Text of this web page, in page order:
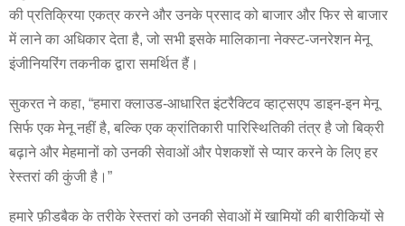
की प्रतिक्रिया एकत्र करने और उनके प्रसाद को बाजार और फिर से बाजार
में लाने का अधिकार देता है, जो सभी इसके मालिकाना नेक्स्ट-जनरेशन मेनू
इंजीनियरिंग तकनीक द्वारा समर्थित हैं।
सुकरत ने कहा, “हमारा क्लाउड-आधारित इंटरैक्टिव व्हाट्सएप डाइन-इन मेनू
सिर्फ एक मेनू नहीं है, बल्कि एक क्रांतिकारी पारिस्थितिकी तंत्र है जो बिक्री
बढ़ाने और मेहमानों को उनकी सेवाओं और पेशकशों से प्यार करने के लिए हर
रेस्तरां की कुंजी है।”
हमारे फ़ीडबैक के तरीके रेस्तरां को उनकी सेवाओं में खामियों की बारीकियों से